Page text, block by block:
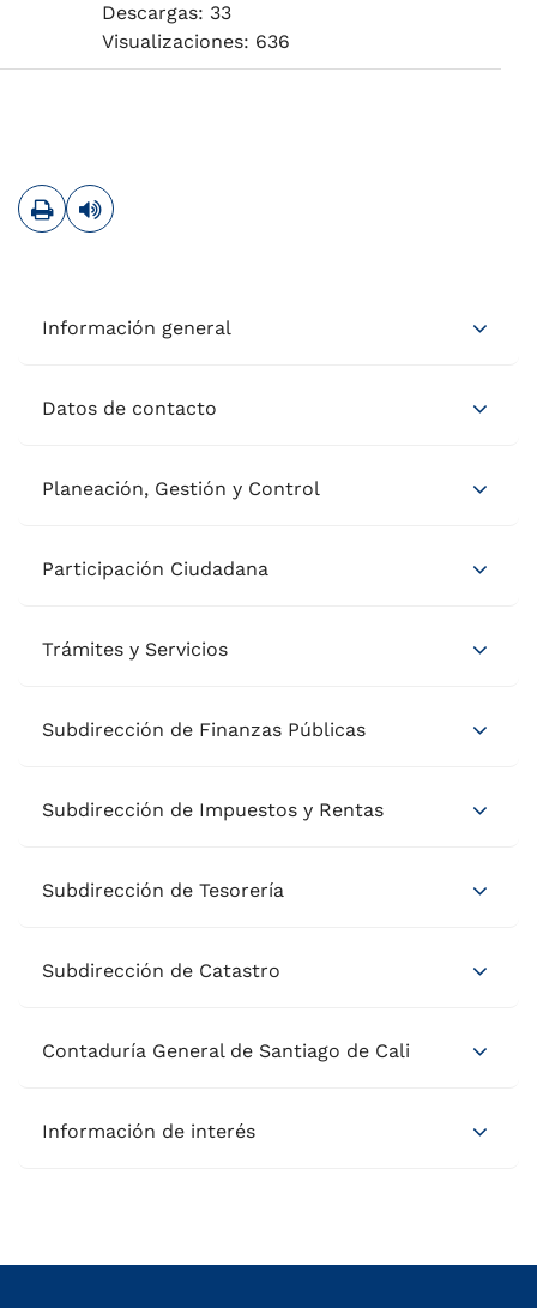
Descargas: 33
Visualizaciones: 636
ImprimirLeer contenido
Información general
Datos de contacto
Planeación, Gestión y Control
Participación Ciudadana
Trámites y Servicios
Subdirección de Finanzas Públicas
Subdirección de Impuestos y Rentas
Subdirección de Tesorería
Subdirección de Catastro
Contaduría General de Santiago de Cali
Información de interés